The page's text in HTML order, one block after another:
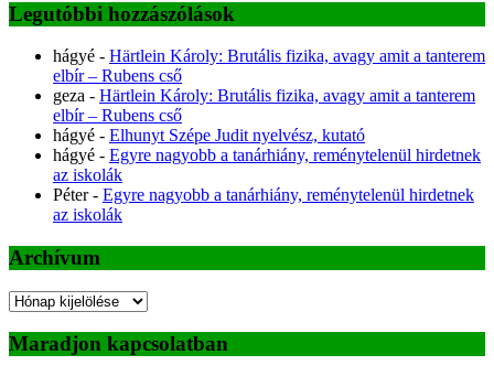
Legutóbbi hozzászólások
hágyé - Härtlein Károly: Brutális fizika, avagy amit a tanterem
elbír – Rubens cső
geza - Härtlein Károly: Brutális fizika, avagy amit a tanterem
elbír – Rubens cső
hágyé - Elhunyt Szépe Judit nyelvész, kutató
hágyé - Egyre nagyobb a tanárhiány, reménytelenül hirdetnek
az iskolák
Péter- Egyre nagyobb a tanárhiány, reménytelenül hirdetnek
az iskolák
Archívum
Archívum
Maradjon kapcsolatban